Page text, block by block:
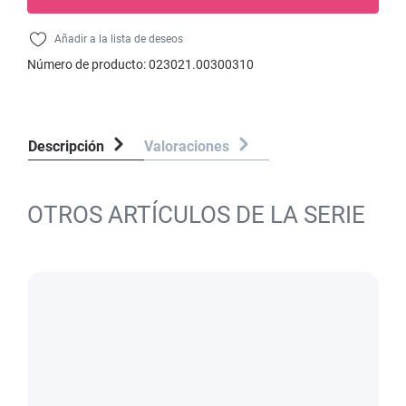
Añadir a la lista de deseos
Número de producto:023021.00300310
Descripción Valoraciones
OTROS ARTÍCULOS DE LA SERIE